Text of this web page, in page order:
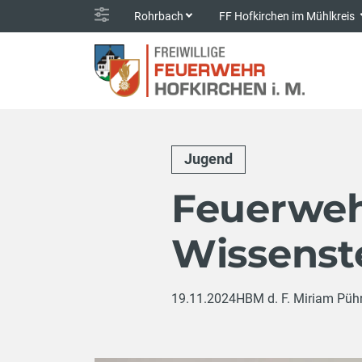
Rohrbach FF Hofkirchen im Mühlkreis
Jugend
19.11.2024HBM d. F. Miriam